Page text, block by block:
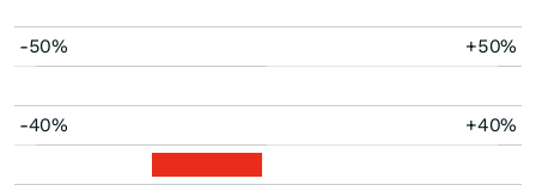
-50% +50%
-40% +40%